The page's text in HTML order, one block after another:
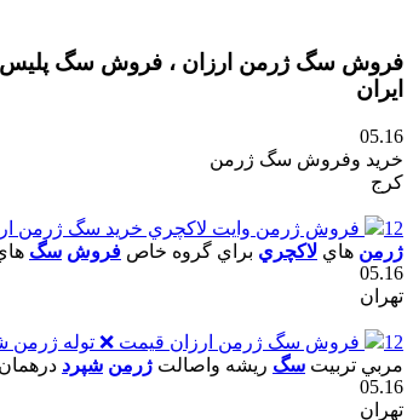
فروش سگ ژرمن ارزان ، فروش سگ پلیس
ایران
05.16
خرید وفروش سگ ژرمن
کرج
12
فروش ژرمن وايت لاکچري خريد سگ ژرمن
ژرمن هاي لاکچري براي گروه خاص فروش سگ
05.16
تهران
12
فروش سگ ژرمن ارزان قيمت ❌ توله ژرمن
مربي تربيت سگ ريشه واصالت ژرمن شپرد درهمان
05.16
تهران